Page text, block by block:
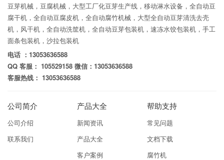
豆芽机械，豆腐机械，大型工厂化豆芽生产线，移动淋水设备，全自动豆
腐干机，全自动豆腐皮机，全自动腐竹机械，大型全自动豆芽清洗去壳
机，风干机，全自动洗筐机，全自动豆芽包装机，速冻水饺包装机，手工
面条包装机，沙拉包装机
电话 ：13053636588
QQ 客服： 105529158 微信：13053636588
客服热线： 13053636588
公司简介
公司介绍
联系我们
产品大全
新闻资讯
产品大全
客户案例
帮助支持
常见问题
文档下载
腐竹机